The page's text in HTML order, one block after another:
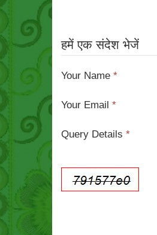
हमें एक संदेश भेजें
Your Name *
Your Email *
Query Details *